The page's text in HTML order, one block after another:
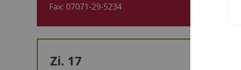
Fax: 07071-29-5234
Zi. 17